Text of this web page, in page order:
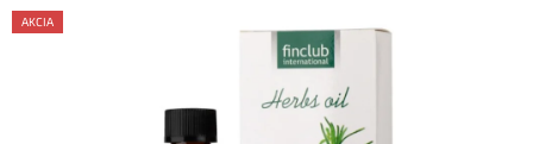
produktu
AKCIA